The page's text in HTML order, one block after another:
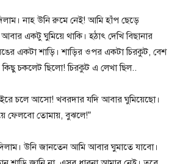
নাহ উনি রুমে নেই! আমি হাঁপ ছেড়ে
একটু ঘুমিয়ে থাকি। হঠাৎ দেখি বিছানার
একটা শাড়ি। শাড়ির ওপর একটা চিরকুট, বেশ
চকলেট ছিলো! চিরকুট এ লেখা ছিল..
চলে আসো! খবরদার যদি আবার ঘুমিয়েছো।
ফেলবো তোমায়, বুঝলে!”
উনি জানতেন আমি আবার ঘুমাতে যাবো।